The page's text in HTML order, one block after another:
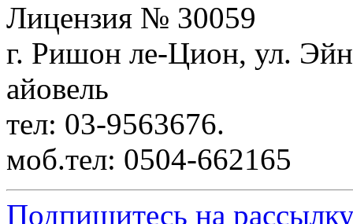
Лицензия № 30059
г. Ришон ле-Цион, ул.
айовель
тел: 03-9563676.
моб.тел: 0504-662165
Подпишитесь на